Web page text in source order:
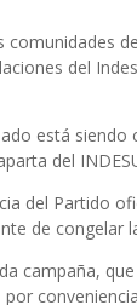
del
está siendo
del
del Partido
de congelar
campaña,